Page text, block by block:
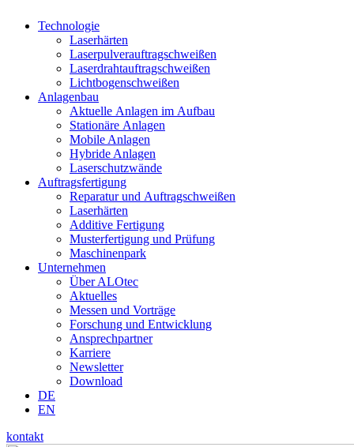
Technologie
Laserhärten
Laserpulverauftragschweißen
Laserdrahtauftragschweißen
Lichtbogenschweißen
Anlagenbau
Aktuelle Anlagen im Aufbau
Stationäre Anlagen
Mobile Anlagen
Hybride Anlagen
Laserschutzwände
Auftragsfertigung
Reparatur und Auftragschweißen
Laserhärten
Additive Fertigung
Musterfertigung und Prüfung
Maschinenpark
Unternehmen
Über ALOtec
Aktuelles
Messen und Vorträge
Forschung und Entwicklung
Ansprechpartner
Karriere
Newsletter
Download
DE
EN
kontakt